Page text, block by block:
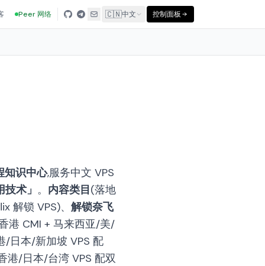
Peer 网络 🇨🇳中文 控制面板
知识中心,服务中文 VPS
术」 。 内容类目(落地
解锁 VPS)、 解锁奈飞
港 CMI + 马来西亚/美/
/日本/新加坡 VPS 配
港/日本/台湾 VPS 配双